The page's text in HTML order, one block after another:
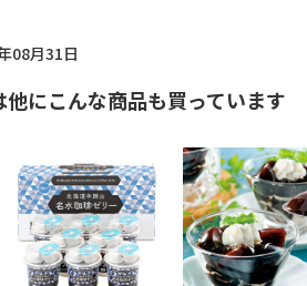
08月31日
にこんな商品も買っています